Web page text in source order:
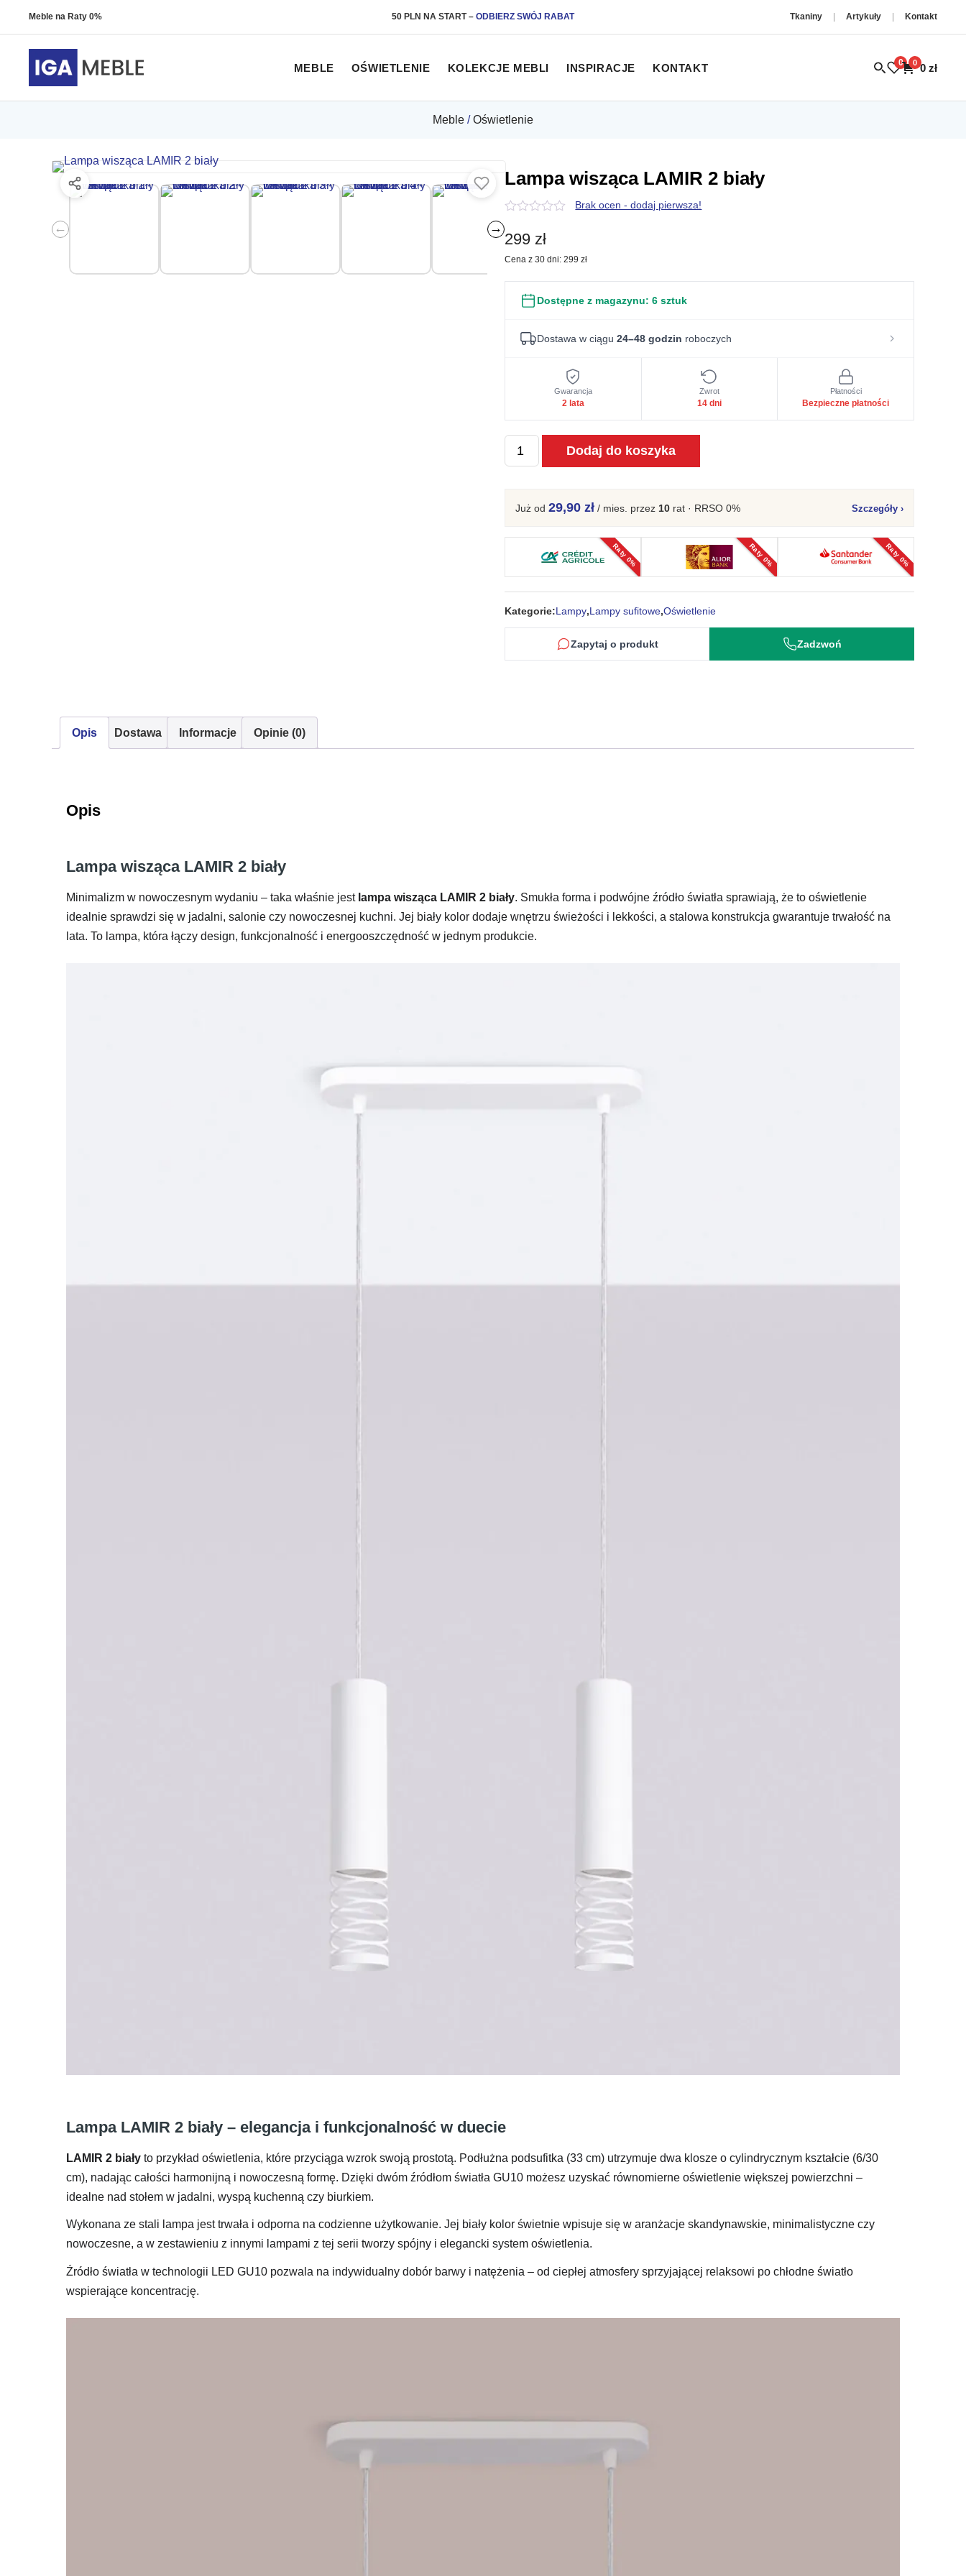
Meble na Raty 0% 50 PLN NA START– ODBIERZ SWÓJ RABAT Tkaniny Artykuły Kontakt
MEBLE OŚWIETLENIE KOLEKCJE MEBLI INSPIRACJE KONTAKT 0 0 0 zł
Meble /Oświetlenie
← →
Lampa wisząca LAMIR 2 biały
z
5
Brak ocen - dodaj pierwsza!
299 zł
Cena z 30 dni: 299 zł
Dostępne z magazynu: 6 sztuk
Dostawa w ciągu 24–48 godzin roboczych
Gwarancja
2 lata
Zwrot
14 dni
Płatności
Bezpieczne płatności
ilość
Lampa
LAMIR
biały
Dodaj do koszyka
Już od 29,90 zł / mies. przez 10 rat · RRSO 0% Szczegóły ›
Raty 0% Raty 0% Raty 0%
Kategorie:Lampy,Lampy sufitowe,Oświetlenie
Zapytaj o produkt Zadzwoń
Opis Dostawa Informacje Opinie (0)
Opis
Lampa wisząca LAMIR 2 biały
Minimalizm w nowoczesnym wydaniu – taka właśnie jest lampa wisząca LAMIR 2 biały. Smukła forma i podwójne źródło światła sprawiają, że to oświetlenie
idealnie sprawdzi się w jadalni, salonie czy nowoczesnej kuchni. Jej biały kolor dodaje wnętrzu świeżości i lekkości, a stalowa konstrukcja gwarantuje trwałość na
lata. To lampa, która łączy design, funkcjonalność i energooszczędność w jednym produkcie.
Lampa LAMIR 2 biały – elegancja i funkcjonalność w duecie
LAMIR 2 biały to przykład oświetlenia, które przyciąga wzrok swoją prostotą. Podłużna podsufitka (33 cm) utrzymuje dwa klosze o cylindrycznym kształcie (6/30
cm), nadając całości harmonijną i nowoczesną formę. Dzięki dwóm źródłom światła GU10 możesz uzyskać równomierne oświetlenie większej powierzchni –
idealne nad stołem w jadalni, wyspą kuchenną czy biurkiem.
Wykonana ze stali lampa jest trwała i odporna na codzienne użytkowanie. Jej biały kolor świetnie wpisuje się w aranżacje skandynawskie, minimalistyczne czy
nowoczesne, a w zestawieniu z innymi lampami z tej serii tworzy spójny i elegancki system oświetlenia.
Źródło światła w technologii LED GU10 pozwala na indywidualny dobór barwy i natężenia – od ciepłej atmosfery sprzyjającej relaksowi po chłodne światło
wspierające koncentrację.